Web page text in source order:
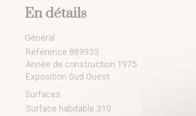
En détails
Général
Référence 889935
Année de construction 1975
Exposition Sud Ouest
Surfaces
Surface habitable 310